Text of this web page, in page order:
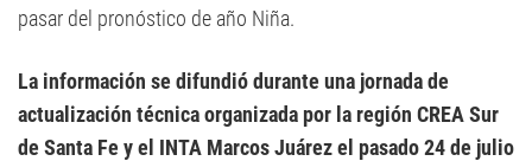
pasar del pronóstico de año Niña.
La información se difundió durante una jornada de
actualización técnica organizada por la región CREA Sur
de Santa Fe y el INTA Marcos Juárez el pasado 24 de julio